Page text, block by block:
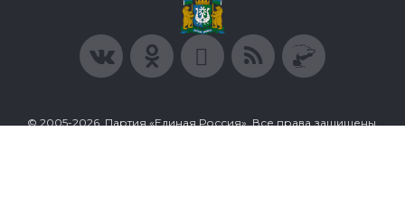
© 2005-2026, Партия «Единая Россия». Все права защищены.